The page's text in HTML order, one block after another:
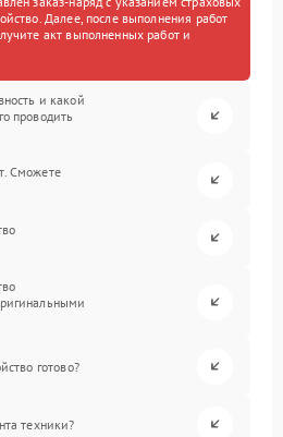
Далее, после выполнения работ
акт выполненных работ и
и какой
проводить
Сможете
готово?
техники?